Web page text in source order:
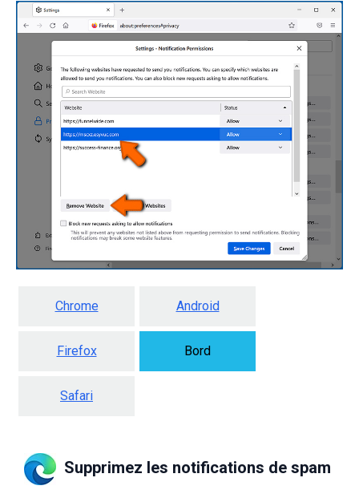
Chrome Android
Firefox Bord
Safari
Supprimez les notifications de spam